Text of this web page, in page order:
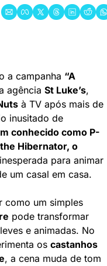
a campanha “A
agência St Luke’s,
à TV após mais de
inusitado de
conhecido como P-
Hibernator, o
para animar
um casal em casa.
como um simples
pode transformar
e animadas. No
os castanhos
, a cena muda de tom